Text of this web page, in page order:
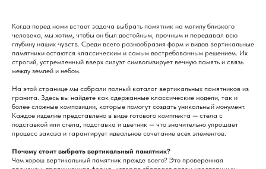
Когда перед нами встает задача выбрать памятник на могилу близкого
человека, мы хотим, чтобы он был достойным, прочным и передавал всю
глубину наших чувств. Среди всего разнообразия форм и видов вертикальные
памятники остаются классическим и самым востребованным решением. Их
строгий, устремленный вверх силуэт символизирует вечную память и связь
между землей и небом.
На этой странице мы собрали полный каталог вертикальных памятников из
гранита. Здесь вы найдете как сдержанные классические модели, так и
более сложные композиции, которые помогут создать уникальный монумент.
Каждое изделие представлено в виде готового комплекта — стела с
подставкой или стела, подставка и цветник — что значительно упрощает
процесс заказа и гарантирует идеальное сочетание всех элементов.
Почему стоит выбрать вертикальный памятник?
Чем хорош вертикальный памятник прежде всего? Это проверенная